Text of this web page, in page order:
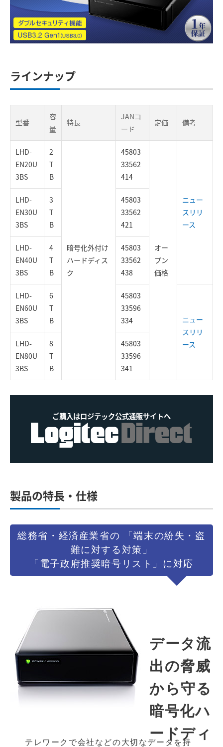
ラインナップ
型番
容
量
特長
JANコ
ード
定価 備考
LHD-
EN20U
3BS
2
T
B
暗号化外付け
ハードディス
ク
45803
33562
414
オー
プン
価格
ニュー
スリリ
ース
LHD-
EN30U
3BS
3
T
B
45803
33562
421
LHD-
EN40U
3BS
4
T
B
45803
33562
438
LHD-
EN60U
3BS
6
T
B
45803
33596
334
ニュー
スリリ
ース
LHD-
EN80U
3BS
8
T
B
45803
33596
341
ご購入はロジテック公式通販サイトへ
製品の特長・仕様
総務省・経済産業省の 「端末の紛失・盗
難に対する対策」
「電子政府推奨暗号リスト」に対応
データ流
出の脅威
から守る
暗号化ハ
ードディ
テレワークで会社などの大切なデータを持